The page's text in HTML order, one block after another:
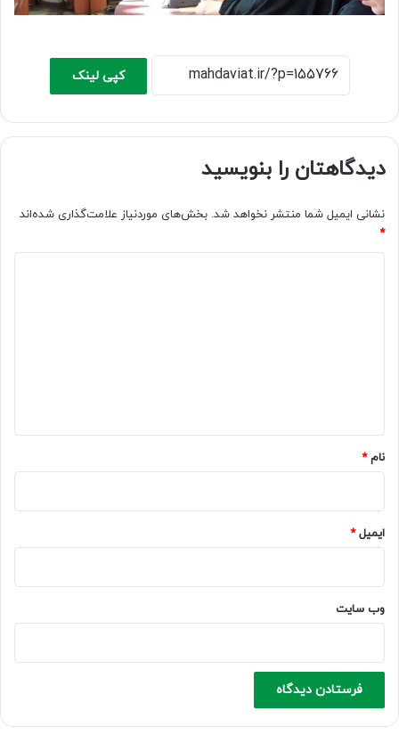
کپی لینک
دیدگاهتان را بنویسید
نشانی ایمیل شما منتشر نخواهد شد. بخش‌های موردنیاز علامت‌گذاری شده‌اند
*
نام*
ایمیل*
وب‌ سایت